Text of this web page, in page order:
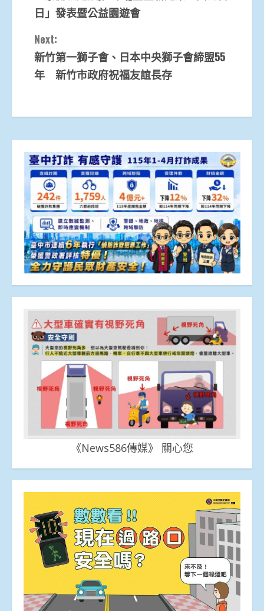
日」發表暨公益園遊會
Next:
新竹第一獅子會、日本中央獅子會締盟55
年 新竹市政府祝福友誼長存
《News586傳媒》 關心您